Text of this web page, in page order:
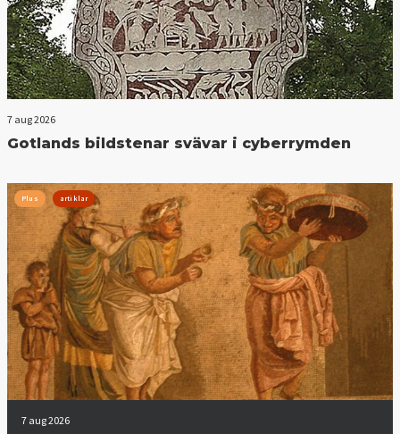
7 aug 2026
Gotlands bildstenar svävar i cyberrymden
Plus artiklar
7 aug 2026